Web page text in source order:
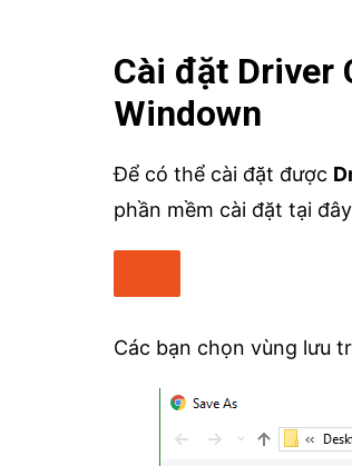
Cài đặt Driver
Windown
Để có thể cài đặt được
phần mềm cài đặt tại
Các bạn chọn vùng lưu